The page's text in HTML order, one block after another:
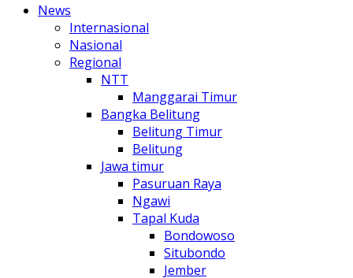
News
Internasional
Nasional
Regional
NTT
Manggarai Timur
Bangka Belitung
Belitung Timur
Belitung
Jawa timur
Pasuruan Raya
Ngawi
Tapal Kuda
Bondowoso
Situbondo
Jember